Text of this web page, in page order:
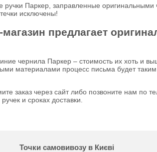
ручки Паркер, заправленные
исключены!
предлагает
чернила Паркер – стоимость их хоть и
материалами процесс письма будет
заказ через сайт либо позвоните нам по
и сроках доставки.
Точки самовивозу в Києві